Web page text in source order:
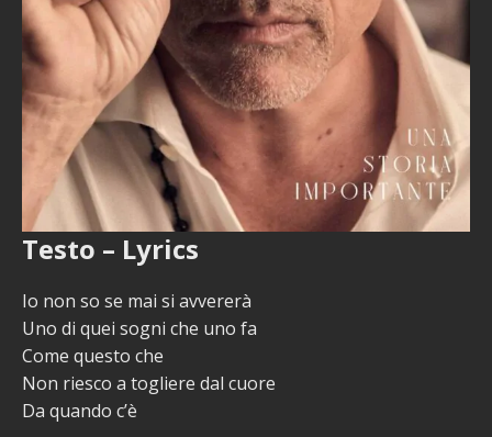
Testo – Lyrics
Io non so se mai si avvererà
Uno di quei sogni che uno fa
Come questo che
Non riesco a togliere dal cuore
Da quando c’è